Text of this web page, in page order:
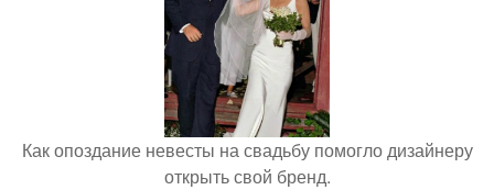
Как опоздание невесты на свадьбу помогло дизайнеру
открыть свой бренд.